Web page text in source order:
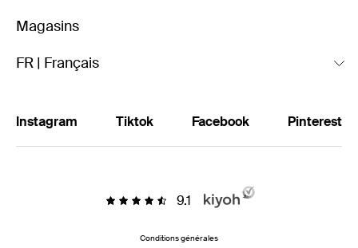
Magasins
FR | Français
Instagram Tiktok Facebook Pinterest
9.1
Conditions générales